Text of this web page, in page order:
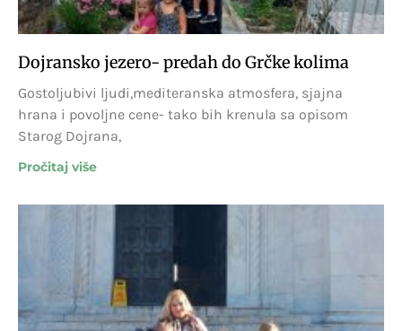
Dojransko jezero- predah do Grčke kolima
Gostoljubivi ljudi,mediteranska atmosfera, sjajna
hrana i povoljne cene- tako bih krenula sa opisom
Starog Dojrana,
Pročitaj više